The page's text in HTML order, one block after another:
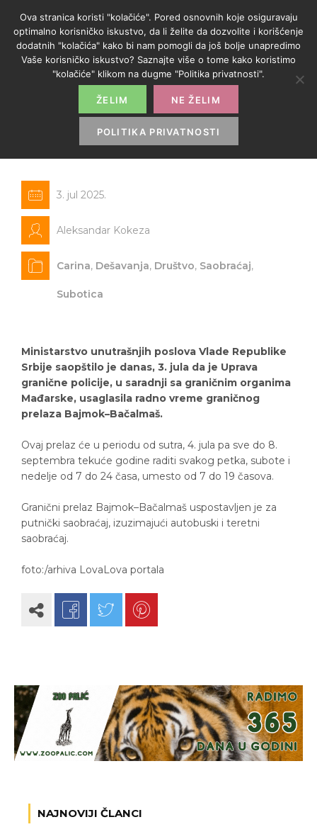
Produženo radno vreme
graničnog prelaza Bajmok–
Bačalmaš
3. jul 2025.
Aleksandar Kokeza
Carina, Dešavanja, Društvo, Saobraćaj,
Subotica
Ministarstvo unutrašnjih poslova Vlade Republike
Srbije saopštilo je danas, 3. jula da je Uprava
granične policije, u saradnji sa graničnim organima
Mađarske, usaglasila radno vreme graničnog
prelaza Bajmok–Bačalmaš.
Ovaj prelaz će u periodu od sutra, 4. jula pa sve do 8.
septembra tekuće godine raditi svakog petka, subote i
nedelje od 7 do 24 časa, umesto od 7 do 19 časova.
Granični prelaz Bajmok–Bačalmaš uspostavljen je za
putnički saobraćaj, izuzimajući autobuski i teretni
saobraćaj.
foto:/arhiva LovaLova portala
NAJNOVIJI ČLANCI
Ova stranica koristi "kolačiće". Pored osnovnih koje osiguravaju
optimalno korisničko iskustvo, da li želite da dozvolite i korišćenje
dodatnih "kolačića" kako bi nam pomogli da još bolje unapredimo
Vaše korisničko iskustvo? Saznajte više o tome kako koristimo
"kolačiće" klikom na dugme "Politika privatnosti".
ŽELIM NE ŽELIM
POLITIKA PRIVATNOSTI